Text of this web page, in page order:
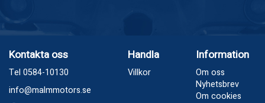
Kontakta oss
Tel 0584-10130
info@malmmotors.se
Handla
Villkor
Information
Om oss
Nyhetsbrev
Om cookies